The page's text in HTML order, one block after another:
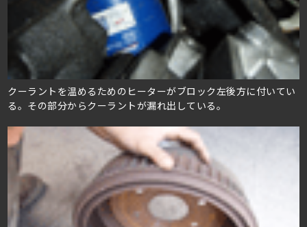
クーラントを温めるためのヒーターがブロック左後方に付いてい
る。その部分からクーラントが漏れ出している。